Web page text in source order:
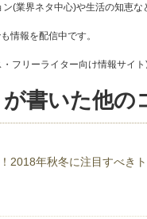
ン(業界ネタ中心)や生活の知恵
情報を配信中です。
フリーライター向け情報サイト
ン業界の最新ニュース)
せをいち早くお届けします。
書いた他の
2018年秋冬に注目すべき